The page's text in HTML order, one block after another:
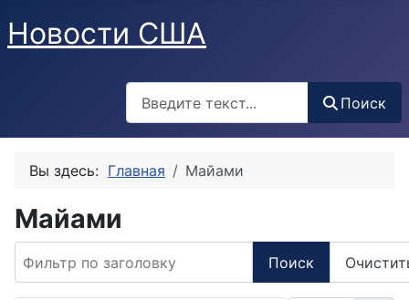
Новости США
Поиск
Вы здесь: Главная Майами
Майами
Поиск